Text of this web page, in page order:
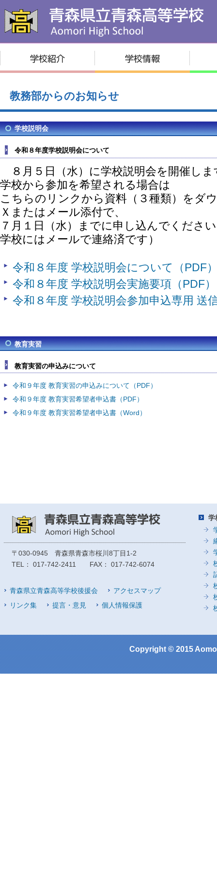
教務部からのお知らせ
学校説明会
令和８年度学校説明会について
８月５日（水）に学校説明会を開催しま
学校から参加を希望される場合は
こちらのリンクから資料（３種類）をダ
Ｘまたはメール添付で、
７月１日（水）までに申し込んでくださ
学校にはメールで連絡済です）
令和８年度 学校説明会について（PDF
令和８年度 学校説明会実施要項（PDF）
令和８年度 学校説明会参加申込専用 送
教育実習
教育実習の申込みについて
令和９年度 教育実習の申込みについて（PDF）
令和９年度 教育実習希望者申込書（PDF）
令和９年度 教育実習希望者申込書（Word）
〒030-0945 青森県青森市桜川8丁目1-2
TEL： 017-742-2411 FAX： 017-742-6074
青森県立青森高等学校後援会
アクセスマップ
リンク集
提言・意見 個人情報保護
学
Copyright © 2015